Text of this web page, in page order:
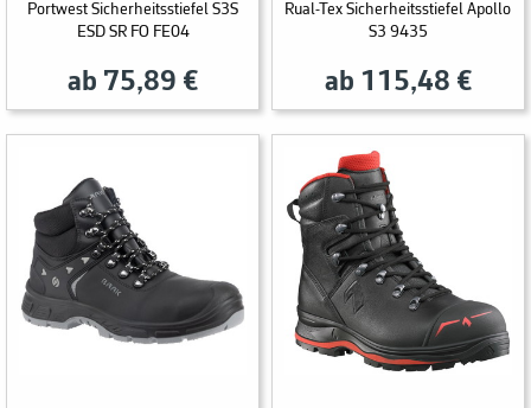
Portwest Sicherheitsstiefel S3S
ESD SR FO FE04
ab 75,89 €
Rual-Tex Sicherheitsstiefel Apollo
S3 9435
ab 115,48 €